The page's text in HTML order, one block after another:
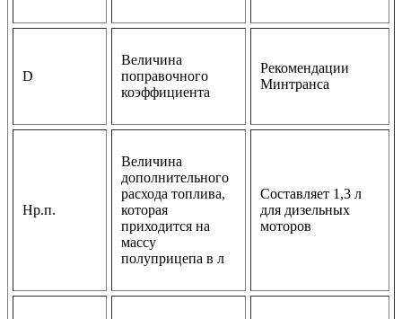
D
Величина
поправочного
коэффициента
Рекомендации
Минтранса
Hр.п.
Величина
дополнительного
расхода топлива,
которая
приходится на
массу
полуприцепа в л
Составляет 1,3 л
для дизельных
моторов